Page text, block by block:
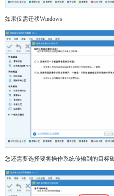
如果仅需迁移Windows
您还需要选择要将操作系统传输到的目标